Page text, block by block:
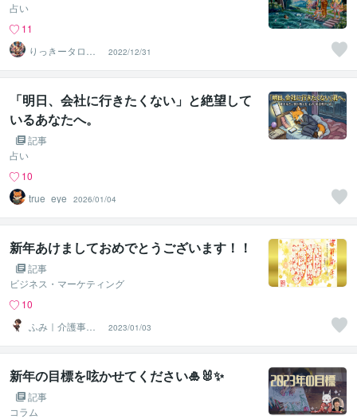
占い
11
りっきータロッ
ト
2022/12/31
「明日、会社に行きたくない」と絶望して
いるあなたへ。
記事
占い
10
true_eye
2026/01/04
新年あけましておめでとうございます！！
記事
ビジネス・マーケティング
10
ふみ｜介護事業
経営者が行うコ
ンサル
2023/01/03
新年の目標を呟かせてください🎍🐰✨
記事
コラム